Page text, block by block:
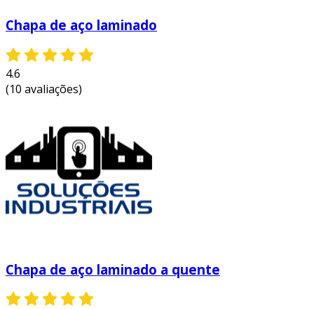
Chapa de aço laminado
4.6
(10 avaliações)
Chapa de aço laminado a quente